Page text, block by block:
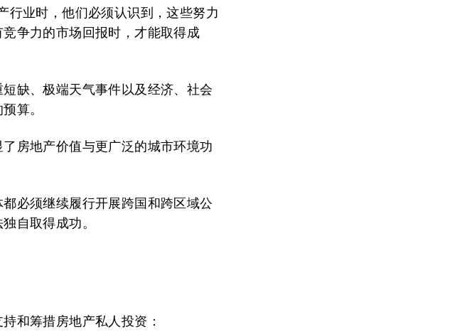
行业时，他们必须认识到，这些努力
争力的市场回报时，才能取得成
缺、极端天气事件以及经济、社会
算。
房地产价值与更广泛的城市环境功
必须继续履行开展跨国和跨区域公
自取得成功。
和筹措房地产私人投资：